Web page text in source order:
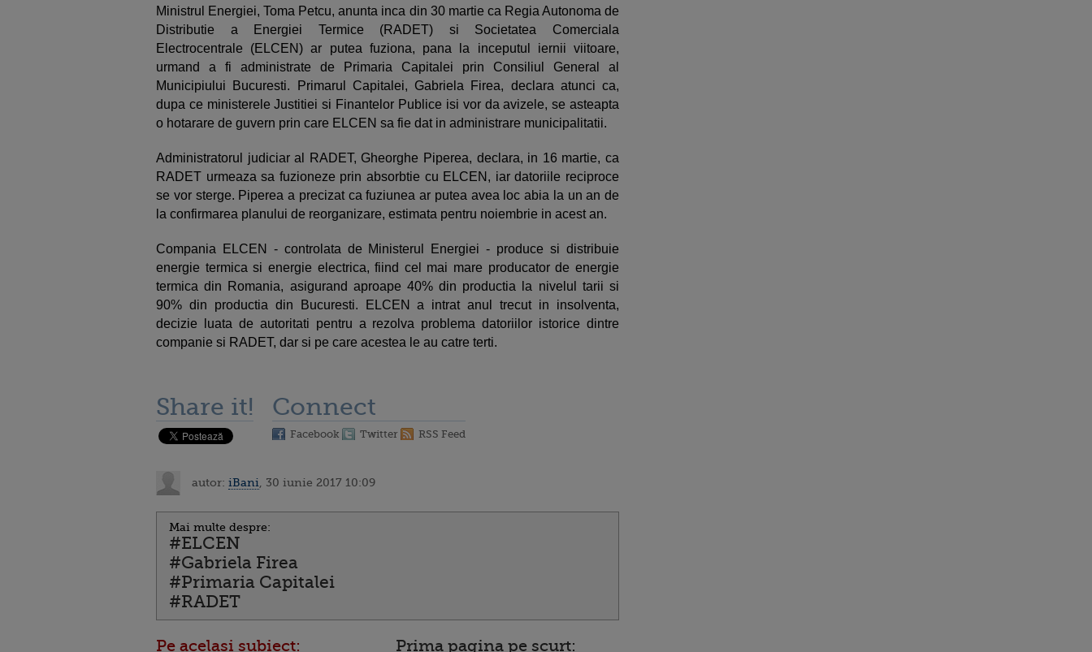
Ministrul Energiei, Toma Petcu, anunta inca din 30 martie ca Regia Autonoma de
Distributie a Energiei Termice (RADET) si Societatea Comerciala
Electrocentrale (ELCEN) ar putea fuziona, pana la inceputul iernii viitoare,
urmand a fi administrate de Primaria Capitalei prin Consiliul General al
Municipiului Bucuresti. Primarul Capitalei, Gabriela Firea, declara atunci ca,
dupa ce ministerele Justitiei si Finantelor Publice isi vor da avizele, se asteapta
o hotarare de guvern prin care ELCEN sa fie dat in administrare municipalitatii.
Administratorul judiciar al RADET, Gheorghe Piperea, declara, in 16 martie, ca
RADET urmeaza sa fuzioneze prin absorbtie cu ELCEN, iar datoriile reciproce
se vor sterge. Piperea a precizat ca fuziunea ar putea avea loc abia la un an de
la confirmarea planului de reorganizare, estimata pentru noiembrie in acest an.
Compania ELCEN - controlata de Ministerul Energiei - produce si distribuie
energie termica si energie electrica, fiind cel mai mare producator de energie
termica din Romania, asigurand aproape 40% din productia la nivelul tarii si
90% din productia din Bucuresti. ELCEN a intrat anul trecut in insolventa,
decizie luata de autoritati pentru a rezolva problema datoriilor istorice dintre
companie si RADET, dar si pe care acestea le au catre terti.
Share it! Connect
Facebook Twitter RSS Feed
autor: iBani , 30 iunie 2017 10:09
Mai multe despre:
#ELCEN
#Gabriela Firea
#Primaria Capitalei
#RADET
Pe acelasi subiect: Prima pagina pe scurt: